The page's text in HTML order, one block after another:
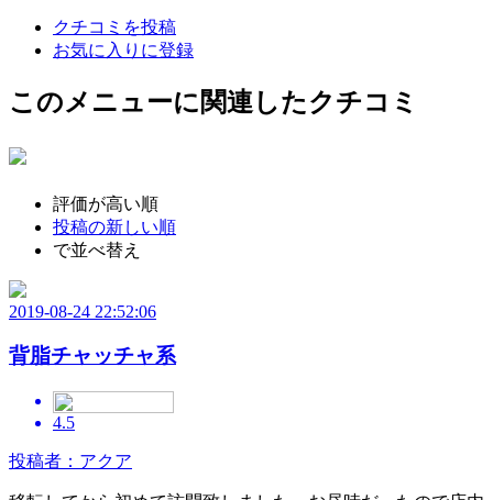
クチコミを投稿
お気に入りに登録
このメニューに関連したクチコミ
評価が高い順
投稿の新しい順
で並べ替え
2019-08-24 22:52:06
背脂チャッチャ系
4.5
投稿者：アクア